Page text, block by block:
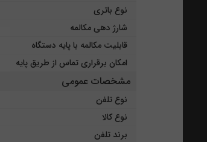
نوع باتری
شارژ دهی مکالمه
قابلیت مکالمه با پایه دستگاه
امکان برقراری تماس از طریق پایه
مشخصات عمومی
نوع تلفن
نوع کالا
برند تلفن